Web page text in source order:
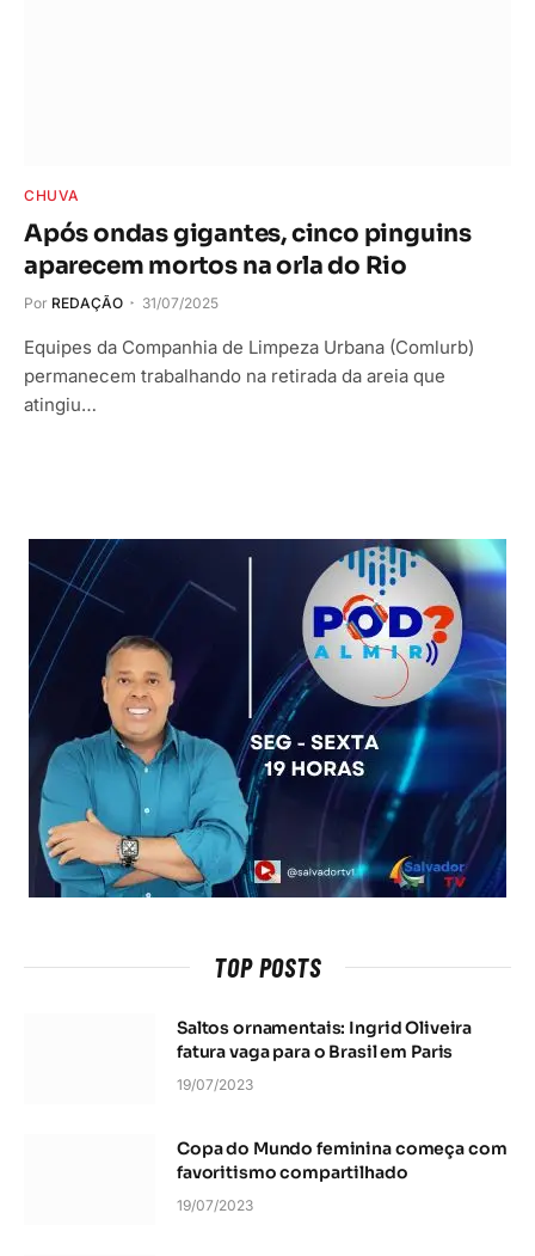
CHUVA
Após ondas gigantes, cinco pinguins
aparecem mortos na orla do Rio
Por REDAÇÃO 31/07/2025
Equipes da Companhia de Limpeza Urbana (Comlurb)
permanecem trabalhando na retirada da areia que
atingiu…
TOP POSTS
Saltos ornamentais: Ingrid Oliveira
fatura vaga para o Brasil em Paris
19/07/2023
Copa do Mundo feminina começa com
favoritismo compartilhado
19/07/2023